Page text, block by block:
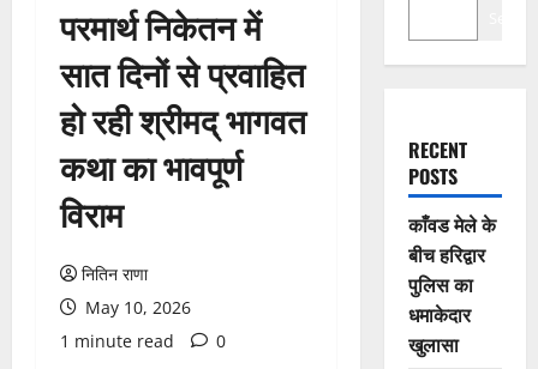
परमार्थ निकेतन में
सात दिनों से प्रवाहित
हो रही श्रीमद् भागवत
कथा का भावपूर्ण
विराम
नितिन राणा
May 10, 2026
1 minute read
0
RECENT
POSTS
काँवड मेले के
बीच हरिद्वार
पुलिस का
धमाकेदार
खुलासा